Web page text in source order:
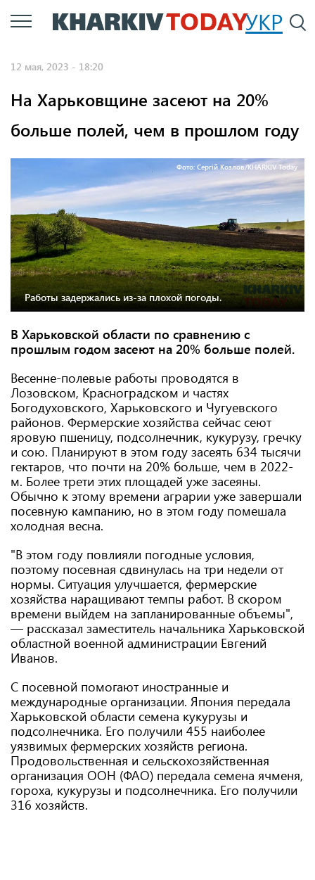
Перейти
к
УКР
12 мая, 2023 - 18:20
На Харьковщине засеют на 20%
больше полей, чем в прошлом году
Фото: Сергій Козлов/KHARKIV Today
Работы задержались из-за плохой погоды.
В Харьковской области по сравнению с
прошлым годом засеют на 20% больше полей.
Весенне-полевые работы проводятся в
Лозовском, Красноградском и частях
Богодуховского, Харьковского и Чугуевского
районов. Фермерские хозяйства сейчас сеют
яровую пшеницу, подсолнечник, кукурузу, гречку
и сою. Планируют в этом году засеять 634 тысячи
гектаров, что почти на 20% больше, чем в 2022-
м. Более трети этих площадей уже засеяны.
Обычно к этому времени аграрии уже завершали
посевную кампанию, но в этом году помешала
холодная весна.
"В этом году повлияли погодные условия,
поэтому посевная сдвинулась на три недели от
нормы. Ситуация улучшается, фермерские
хозяйства наращивают темпы работ. В скором
времени выйдем на запланированные объемы",
— рассказал заместитель начальника Харьковской
областной военной администрации Евгений
Иванов.
С посевной помогают иностранные и
международные организации. Япония передала
Харьковской области семена кукурузы и
подсолнечника. Его получили 455 наиболее
уязвимых фермерских хозяйств региона.
Продовольственная и сельскохозяйственная
организация ООН (ФАО) передала семена ячменя,
гороха, кукурузы и подсолнечника. Его получили
316 хозяйств.